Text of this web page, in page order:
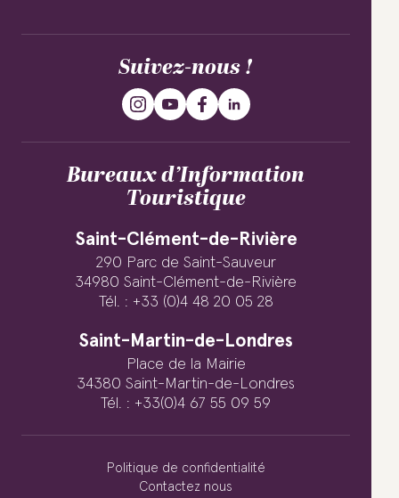
Suivez-nous !
Bureaux d’Information
Touristique
Saint-Clément-de-Rivière
290 Parc de Saint-Sauveur
34980 Saint-Clément-de-Rivière
Tél. : +33 (0)4 48 20 05 28
Saint-Martin-de-Londres
Place de la Mairie
34380 Saint-Martin-de-Londres
Tél. : +33(0)4 67 55 09 59
Politique de confidentialité
Contactez nous